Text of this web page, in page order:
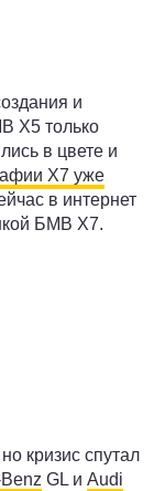
и
X5 только
в цвете и
X7 уже
в интернет
БМВ X7.
кризис спутал
GL и Audi